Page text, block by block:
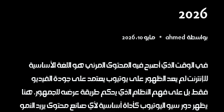
2026
بواسطة ahmed مايو 10, 2026
في الوقت الذي أصبح فيه المحتوى المرئي هو اللغة الأساسية
للإنترنت لم يعد الظهور على يوتيوب يعتمد على جودة الفيديو
فقط بل على فهم النظام الذي يحكم طريقة عرضه للجمهور. هنا
يظهر دور سيو اليوتيوب كأداة أساسية لأي صانع محتوى يريد النمو